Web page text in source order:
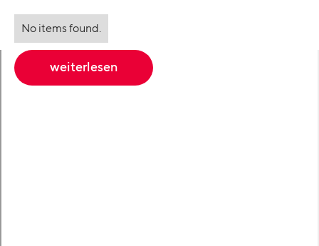
No items found.
weiterlesen